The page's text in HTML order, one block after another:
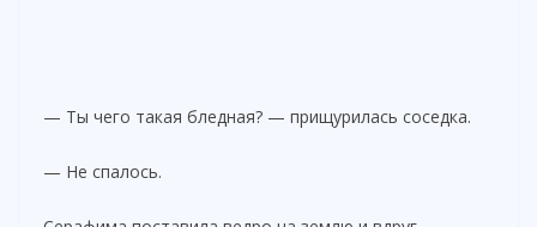
— Ты чего такая бледная? — прищурилась соседка.
— Не спалось.